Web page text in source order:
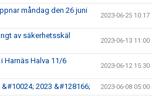
måndag den 26 juni
2023-06-25 10:17
av säkerhetsskäl
2023-06-13 11:00
Harnäs Halva 11/6
2023-06-12 15:30
2023 &#128166; 2023-06-08 05:00